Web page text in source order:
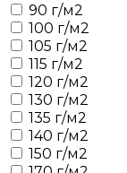
90 г/м2
100 г/м2
105 г/м2
115 г/м2
120 г/м2
130 г/м2
135 г/м2
140 г/м2
150 г/м2